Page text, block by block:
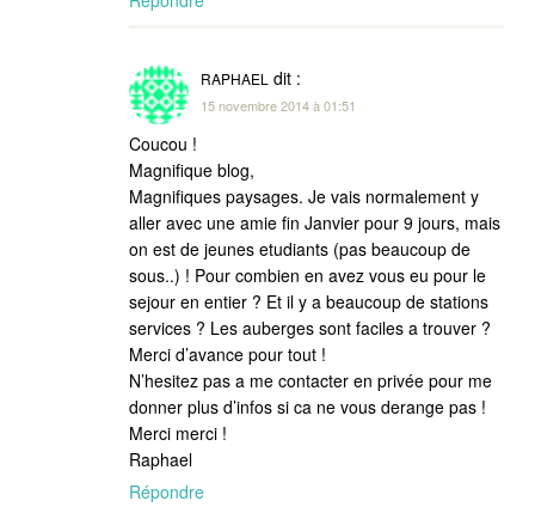
RAPHAEL dit :
15 novembre 2014 à 01:51
Coucou !
Magnifique blog,
Magnifiques paysages. Je vais normalement y
aller avec une amie fin Janvier pour 9 jours, mais
on est de jeunes etudiants (pas beaucoup de
sous..) ! Pour combien en avez vous eu pour le
sejour en entier ? Et il y a beaucoup de stations
services ? Les auberges sont faciles a trouver ?
Merci d’avance pour tout !
N’hesitez pas a me contacter en privée pour me
donner plus d’infos si ca ne vous derange pas !
Merci merci !
Raphael
Répondre